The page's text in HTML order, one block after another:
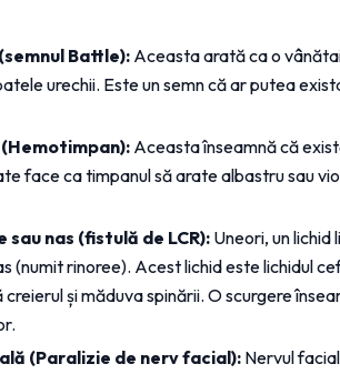
Battle): Aceasta arată ca o
urechii. Este un semn că ar putea
Aceasta înseamnă că
face ca timpanul să arate albastru sau
nas (fistulă de LCR): Uneori, un
(numit rinoree). Acest lichid este lichidul
și măduva spinării. O scurgere
(Paralizie de nerv facial): Nervul